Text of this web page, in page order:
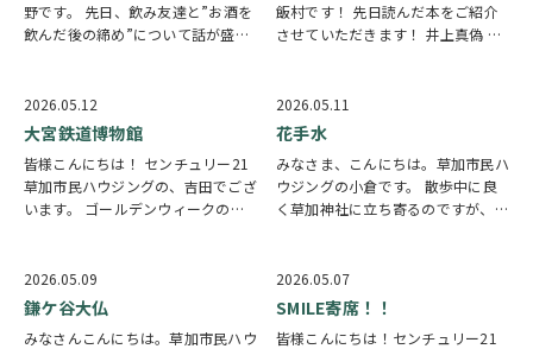
野です。 先日、飲み友達と”お酒を
飲んだ後の締め”について話が盛り
いです。 今回も締めにラーメンを
食べました。 地元で長く続いてい
る居酒屋さんで…
飯村です！ 先日読んだ本をご紹介
させていただきます！ 井上真偽 著
地下に取り残された女性は、目が見
えず、耳も聞こえない、話せないと
いう3つの…
2026.05.12
大宮鉄道博物館
皆様こんにちは！ センチュリー21
草加市民ハウジングの、吉田でござ
います。 ゴールデンウィークの休
なくすみません。 子供が乗り物へ
の興味がすごく、THE男の子な反応
をしておりま…
2026.05.11
花手水
みなさま、こんにちは。草加市民ハ
ウジングの小倉です。 散歩中に良
く草加神社に立ち寄るのですが、
んでます。 草加神社の近くには当
社で売出し中のマンションも多数ご
ざいますので、 …
2026.05.09
鎌ケ谷大仏
みなさんこんにちは。草加市民ハウ
2026.05.07
SMILE寄席！！
皆様こんにちは！センチュリー21